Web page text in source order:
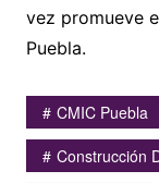
vez promueve
Puebla.
CMIC Puebla
Construcción